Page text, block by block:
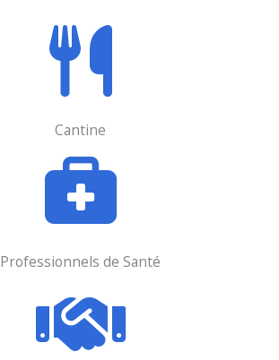
Cantine
Professionnels de Santé